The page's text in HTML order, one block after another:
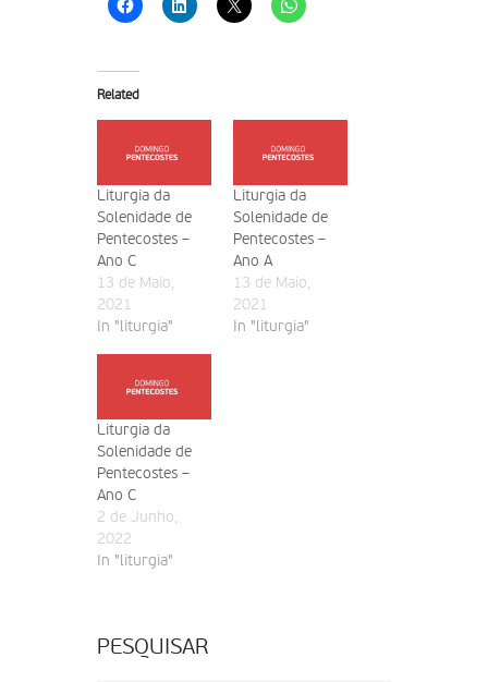
Related
Liturgia da
Solenidade de
Pentecostes –
Ano C
13 de Maio,
2021
In "liturgia"
Liturgia da
Solenidade de
Pentecostes –
Ano A
13 de Maio,
2021
In "liturgia"
Liturgia da
Solenidade de
Pentecostes –
Ano C
2 de Junho,
2022
In "liturgia"
PESQUISAR